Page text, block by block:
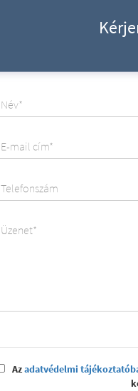
Név*
E-mail cím*
Telefonszám
Üzenet*
Azadatvédelmi